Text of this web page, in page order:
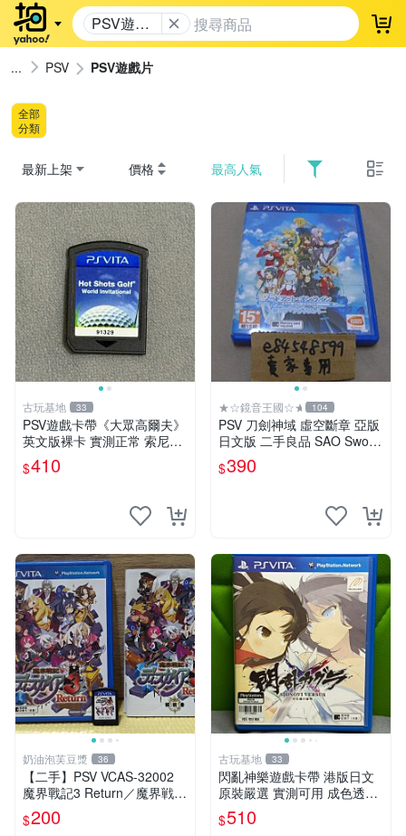
PSV遊戲
片
登
PSV PSV遊戲片
全部
分類
最新上架 價格 最高人氣
古玩基地 33
PSV遊戲卡帶《大眾高爾夫》
英文版裸卡 實測正常 索尼PS
V獨家適用 大眾高爾夫 PSV
卡帶 游戲機專用
$410
★☆鏡音王國☆★ 104
PSV 刀劍神域 虛空斷章 亞版
日文版 二手良品 SAO Sword
Art Online
$390
奶油泡芙豆漿 36
【二手】PSV VCAS-32002
魔界戰記3 Return／魔界戦記
ディスガイア3 Return／Disg
aea 3 Return
$200
古玩基地 33
閃亂神樂遊戲卡帶 港版日文
原裝嚴選 實測可用 成色透明
保証 正常玩耍無問題 閃亂神
樂 港版 日文 卡帶 港行
$510